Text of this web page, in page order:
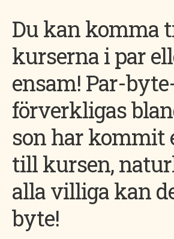
Du kan komma
kurserna i par
ensam! Par-
förverkligas
son har kommit
till kursen,
alla villiga kan
byte!